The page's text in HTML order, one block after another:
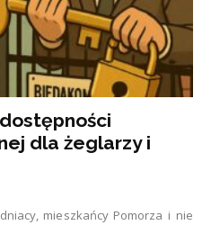
dla żeglarzy i
mieszkańcy Pomorza i nie